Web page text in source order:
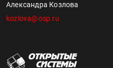
Александра Козлова
kozlova@osp.ru